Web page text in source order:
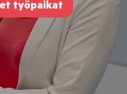
työpaikat